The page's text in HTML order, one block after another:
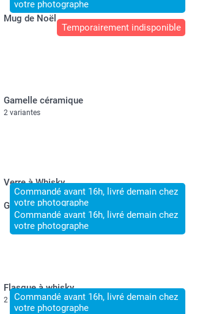
votre photographe
Temporairement indisponible
Mug de Noël
Gamelle céramique
2 variantes
Commandé avant 16h, livré demain chez
votre photographe
Verre à Whisky
Commandé avant 16h, livré demain chez
votre photographe
Grands verres personnalisés (Lot de 2)
Commandé avant 16h, livré demain chez
votre photographe
Flasque à whisky
2 variantes